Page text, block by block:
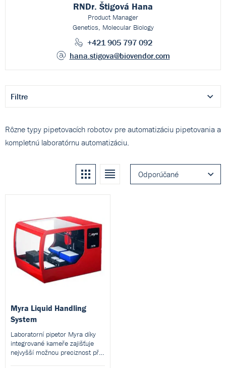
RNDr. Štigová Hana
Product Manager
Genetics, Molecular Biology
+421 905 797 092
hana.stigova@biovendor.com
Filtre
Rôzne typy pipetovacích robotov pre automatizáciu pipetovania a
kompletnú laboratórnu automatizáciu.
Odporúčané
Kachle Zoznam
Myra Liquid Handling
System
Laboratorní pipetor Myra díky
integrované kameře zajišťuje
nejvyšší možnou preciznost při